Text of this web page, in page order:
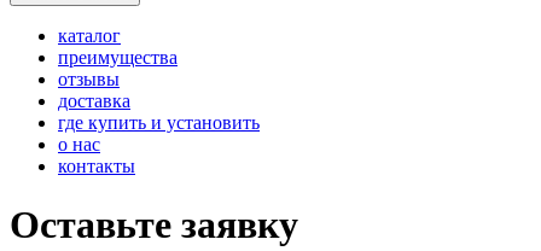
каталог
преимущества
отзывы
доставка
где купить и установить
о нас
контакты
Оставьте заявку